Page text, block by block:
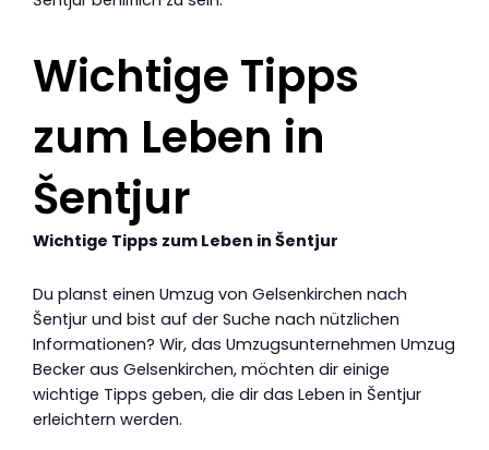
Wichtige Tipps
zum Leben in
Šentjur
Wichtige Tipps zum Leben in Šentjur
Du planst einen Umzug von Gelsenkirchen nach
Šentjur und bist auf der Suche nach nützlichen
Informationen? Wir, das Umzugsunternehmen Umzug
Becker aus Gelsenkirchen, möchten dir einige
wichtige Tipps geben, die dir das Leben in Šentjur
erleichtern werden.